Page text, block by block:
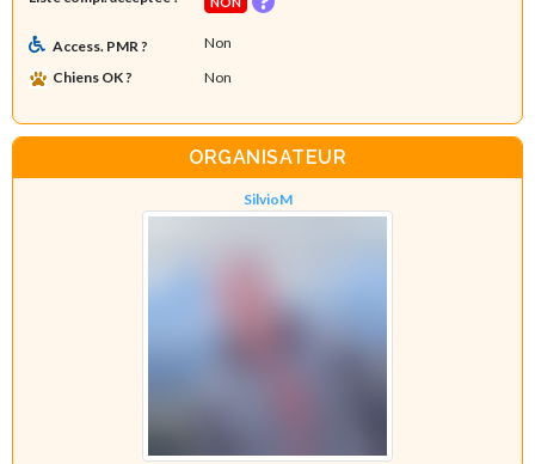
Access. PMR ?
Non
Chiens OK ?
Non
ORGANISATEUR
SilvioM